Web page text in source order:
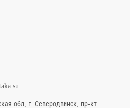
обл, г. Северодвинск, пр-кт